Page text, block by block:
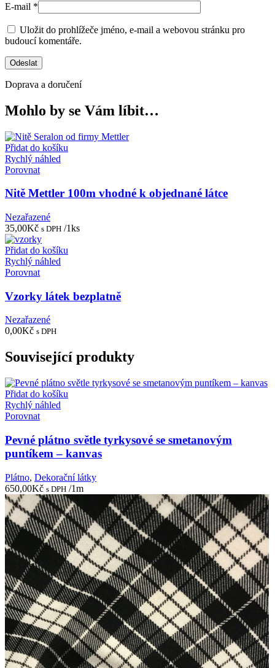
E-mail *
Uložit do prohlížeče jméno, e-mail a webovou stránku pro
budoucí komentáře.
Doprava a doručení
Mohlo by se Vám líbit…
Přidat do košíku
Rychlý náhled
Porovnat
Nitě Mettler 100m vhodné k objednané látce
Nezařazené
35,00Kč s DPH /1ks
Přidat do košíku
Rychlý náhled
Porovnat
Vzorky látek bezplatně
Nezařazené
0,00Kč s DPH
Související produkty
Přidat do košíku
Rychlý náhled
Porovnat
Pevné plátno světle tyrkysové se smetanovým
puntíkem – kanvas
Plátno, Dekorační látky
650,00Kč s DPH /1m